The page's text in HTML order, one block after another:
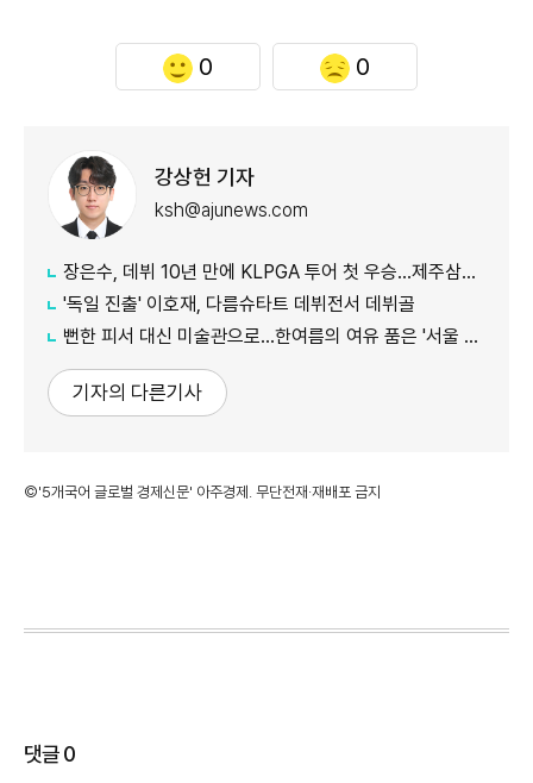
0 0
강상헌 기자
ksh@ajunews.com
장은수, 데뷔 10년 만에 KLPGA 투어 첫 우승…제주삼다수 대회 정상
'독일 진출' 이호재, 다름슈타트 데뷔전서 데뷔골
뻔한 피서 대신 미술관으로…한여름의 여유 품은 '서울 신규 미술관 4곳'
기자의 다른기사
©'5개국어 글로벌 경제신문' 아주경제. 무단전재·재배포 금지
댓글0